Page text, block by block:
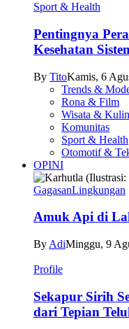
Sport & Health
Pentingnya
Kesehatan
By TitoKamis, 6
Trends &
Rona & Film
Wisata &
Komunitas
Sport & Health
Otomotif &
OPINI
GagasanLingkungan
Amuk Api di
By AdiMinggu, 9
Profile
Sekapur Sirih
dari Tepian